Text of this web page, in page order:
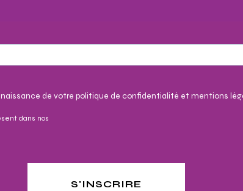
de votre politique de confidentialité et mentions
dans nos
S'INSCRIRE